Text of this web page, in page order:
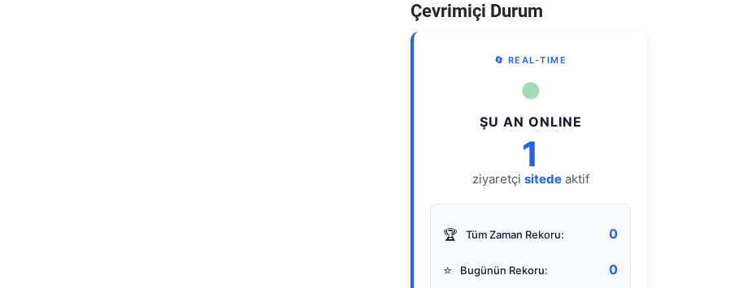
Çevrimiçi Durum
🔄 REAL-TIME
●
ŞU AN ONLINE
1
ziyaretçi sitedeaktif
🏆 Tüm Zaman Rekoru: 0
⭐ Bugünün Rekoru: 0